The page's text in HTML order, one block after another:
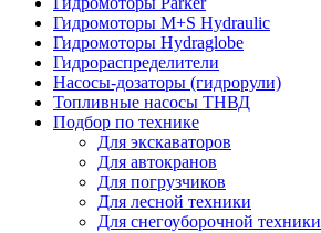
Гидромоторы M+S Hydraulic
Гидромоторы Hydraglobe
Гидрораспределители
Насосы-дозаторы (гидрорули)
Топливные насосы ТНВД
Подбор по технике
Для экскаваторов
Для автокранов
Для погрузчиков
Для лесной техники
Для снегоуборочной техники